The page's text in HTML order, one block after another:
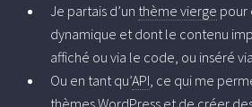
Je partais d’un thème vierge pour
dynamique et dont le contenu
affiché ou via le code, ou inséré
Ou en tant qu’API , ce qui me
thèmes WordPress et de créer